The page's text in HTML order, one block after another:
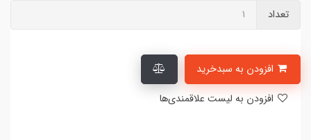
تعداد